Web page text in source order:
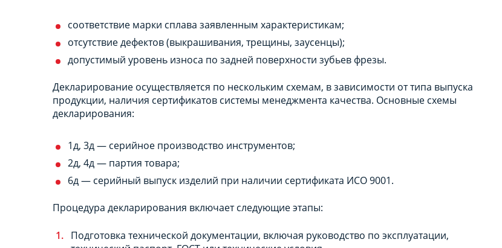
соответствие марки сплава заявленным характеристикам;
отсутствие дефектов (выкрашивания, трещины, заусенцы);
допустимый уровень износа по задней поверхности зубьев фрезы.
Декларирование осуществляется по нескольким схемам, в зависимости от типа выпуска
продукции, наличия сертификатов системы менеджмента качества. Основные схемы
декларирования:
1д, 3д — серийное производство инструментов;
2д, 4д — партия товара;
6д — серийный выпуск изделий при наличии сертификата ИСО 9001.
Процедура декларирования включает следующие этапы:
Подготовка технической документации, включая руководство по эксплуатации,